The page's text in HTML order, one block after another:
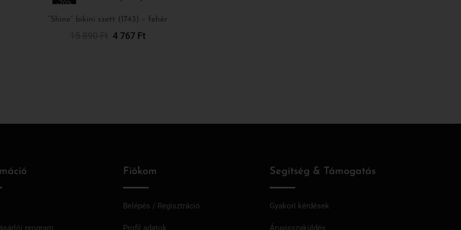
-70%
“Shine” bikini szett (1743) – fehér
4 767 Ft
program
Fiókom
Belépés / Regisztráció
Profil adatok
Segítség & Támogatás
Gyakori kérdések
Áruvisszaküldés